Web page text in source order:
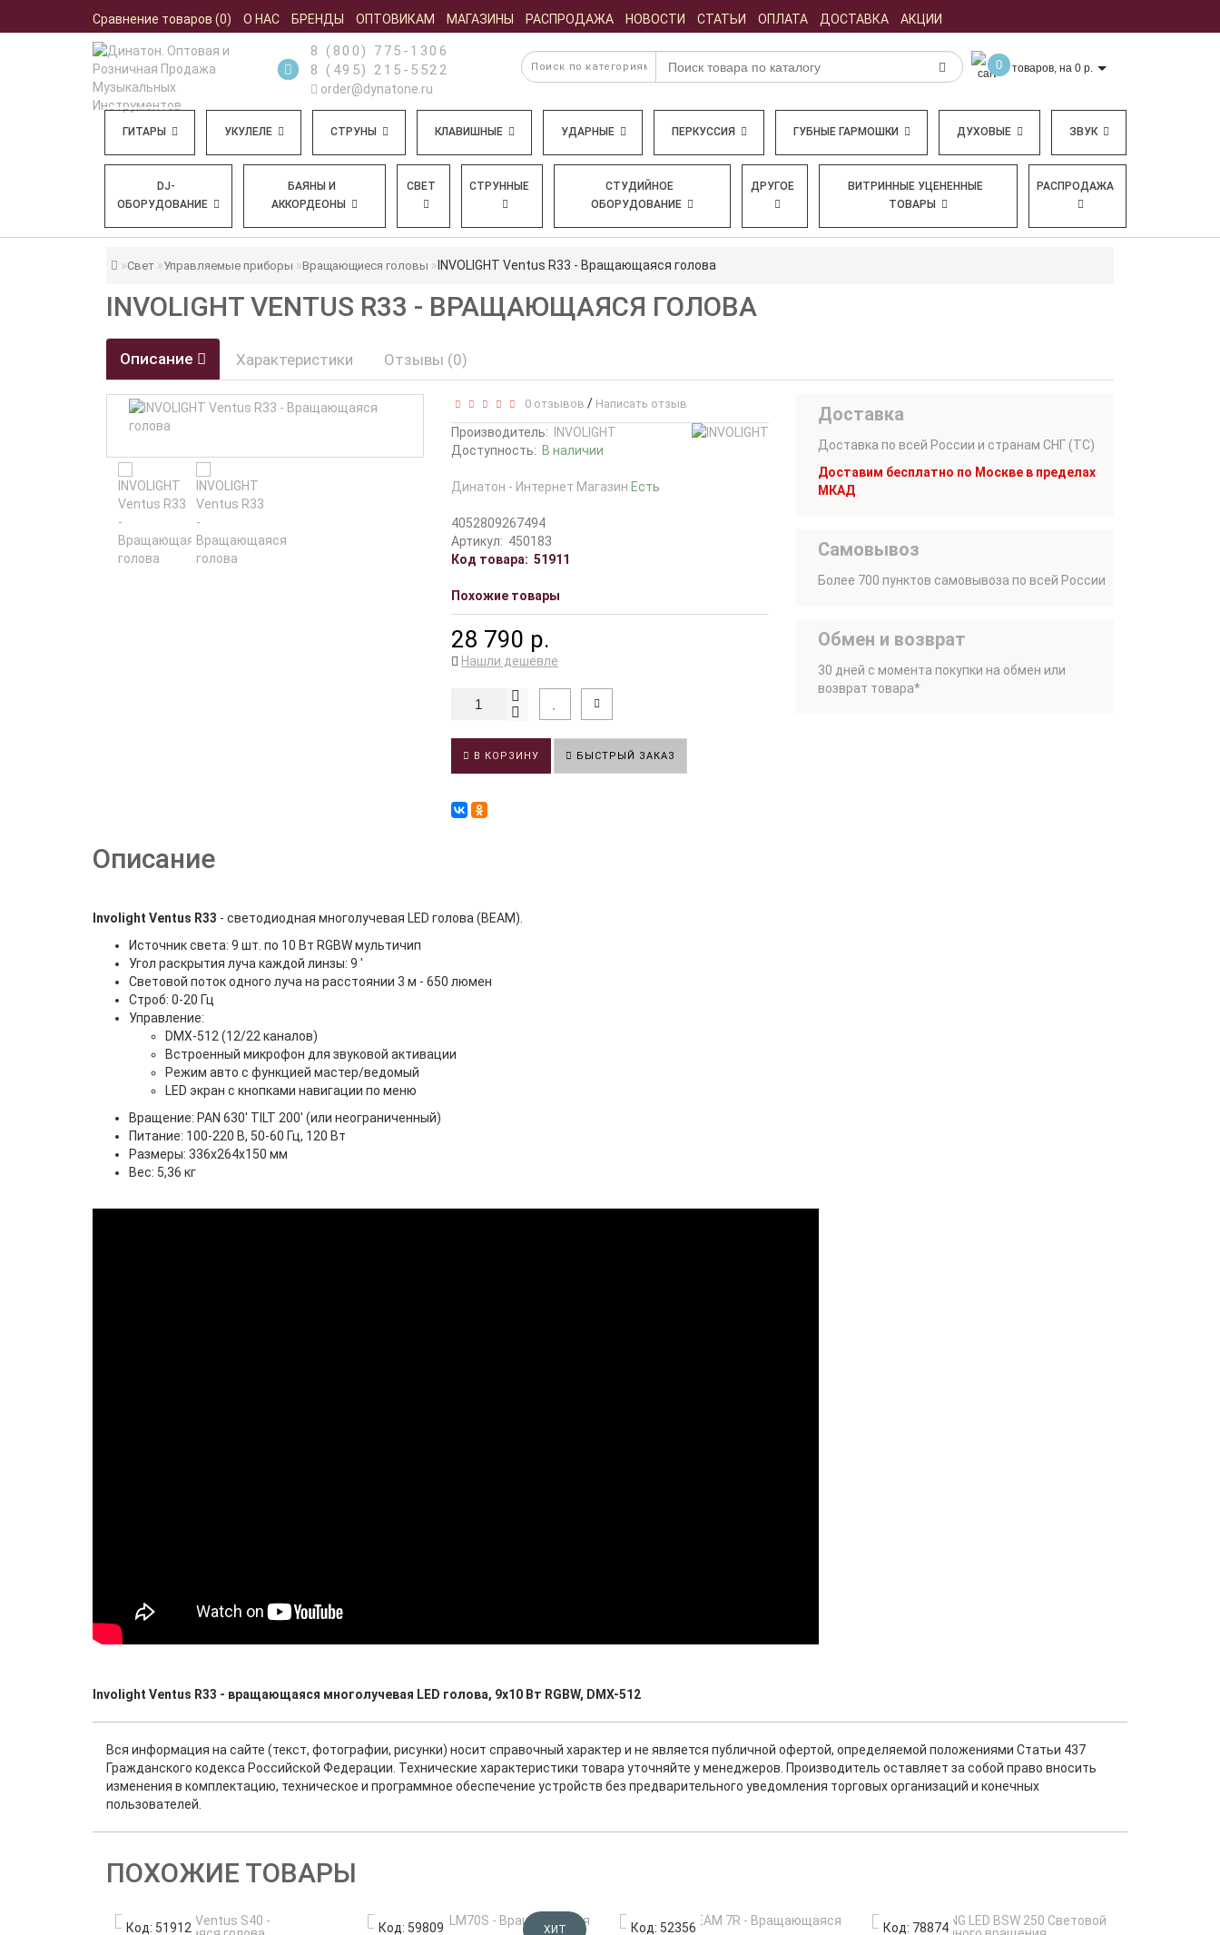
Сравнение товаров (0) О НАС БРЕНДЫ ОПТОВИКАМ МАГАЗИНЫ РАСПРОДАЖА НОВОСТИ СТАТЬИ ОПЛАТА ДОСТАВКА АКЦИИ
8 (800) 775-1306
8 (495) 215-5522
order@dynatone.ru
0 товаров, на 0 р.
ГИТАРЫ УКУЛЕЛЕ СТРУНЫ КЛАВИШНЫЕ УДАРНЫЕ ПЕРКУССИЯ ГУБНЫЕ ГАРМОШКИ ДУХОВЫЕ ЗВУК
DJ-
ОБОРУДОВАНИЕ
БАЯНЫ И
АККОРДЕОНЫ
СВЕТ СТРУННЫЕ
СТУДИЙНОЕ
ОБОРУДОВАНИЕ
ДРУГОЕ
ВИТРИННЫЕ УЦЕНЕННЫЕ
ТОВАРЫ
РАСПРОДАЖА
Свет Управляемые приборы Вращающиеся головы INVOLIGHT Ventus R33 - Вращающаяся голова
INVOLIGHT VENTUS R33 - ВРАЩАЮЩАЯСЯ ГОЛОВА
Описание Характеристики Отзывы (0)
0 отзывов / Написать отзыв
Производитель:
INVOLIGHT
Доступность: В наличии
Динатон - Интернет Магазин Есть
4052809267494
Артикул: 450183
Код товара: 51911
Похожие товары
28 790 р.
Нашли дешевле
В КОРЗИНУ БЫСТРЫЙ ЗАКАЗ
Доставка
Доставка по всей России и странам СНГ (ТС)
Доставим бесплатно по Москве в пределах
МКАД
Самовывоз
Более 700 пунктов самовывоза по всей России
Обмен и возврат
30 дней с момента покупки на обмен или
возврат товара*
Описание
Involight Ventus R33 - светодиодная многолучевая LED голова (BEAM).
Источник света: 9 шт. по 10 Вт RGBW мультичип
Угол раскрытия луча каждой линзы: 9 '
Световой поток одного луча на расстоянии 3 м - 650 люмен
Строб: 0-20 Гц
Управление:
DMX-512 (12/22 каналов)
Встроенный микрофон для звуковой активации
Режим авто с функцией мастер/ведомый
LED экран с кнопками навигации по меню
Вращение: PAN 630' TILT 200' (или неограниченный)
Питание: 100-220 В, 50-60 Гц, 120 Вт
Размеры: 336x264x150 мм
Вес: 5,36 кг
Involight Ventus R33 - вращающаяся многолучевая LED голова, 9x10 Вт RGBW, DMX-512
Вся информация на сайте (текст, фотографии, рисунки) носит справочный характер и не является публичной офертой, определяемой положениями Статьи 437
Гражданского кодекса Российской Федерации. Технические характеристики товара уточняйте у менеджеров. Производитель оставляет за собой право вносить
изменения в комплектацию, техническое и программное обеспечение устройств без предварительного уведомления торговых организаций и конечных
пользователей.
ПОХОЖИЕ ТОВАРЫ
Код: 51912 Код: 59809 ХИТ Код: 52356 Код: 78874